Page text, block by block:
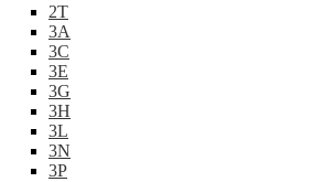
2T
3A
3C
3E
3G
3H
3L
3N
3P